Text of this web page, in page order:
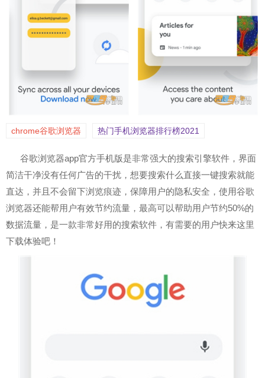
chrome谷歌浏览器 热门手机浏览器排行榜2021
谷歌浏览器app官方手机版是非常强大的搜索引擎软件，界面
简洁干净没有任何广告的干扰，想要搜索什么直接一键搜索就能
直达，并且不会留下浏览痕迹，保障用户的隐私安全，使用谷歌
浏览器还能帮用户有效节约流量，最高可以帮助用户节约50%的
数据流量，是一款非常好用的搜索软件，有需要的用户快来这里
下载体验吧！